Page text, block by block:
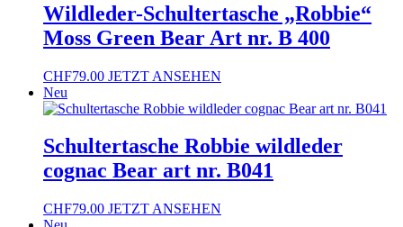
Wildleder-Schultertasche „Robbie“
Moss Green Bear Art nr. B 400
CHF79.00 JETZT ANSEHEN
Neu
Schultertasche Robbie wildleder
cognac Bear art nr. B041
CHF79.00 JETZT ANSEHEN